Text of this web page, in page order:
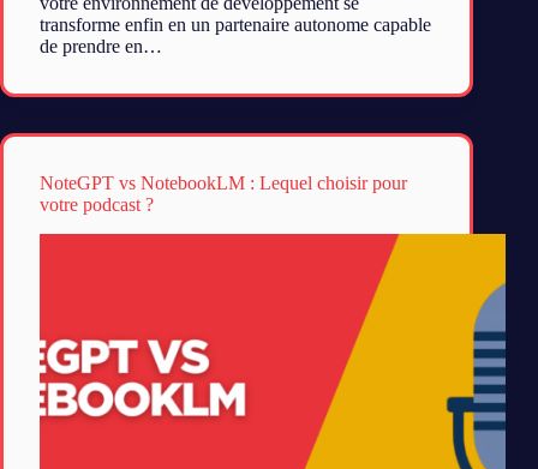
transforme enfin en un partenaire autonome capable
de prendre en…
NoteGPT vs NotebookLM : Lequel choisir pour
votre podcast ?